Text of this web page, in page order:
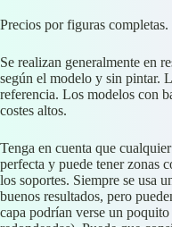
Precios por figuras completas.
Se realizan generalmente en
según el modelo y sin pintar.
referencia. Los modelos con
costes altos.
Tenga en cuenta que
perfecta y puede tener zonas
los soportes. Siempre se usa
buenos resultados, pero
capa podrían verse un